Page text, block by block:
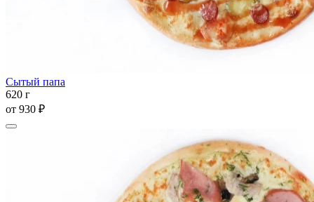
Сытый папа
620 г
от 930 ₽